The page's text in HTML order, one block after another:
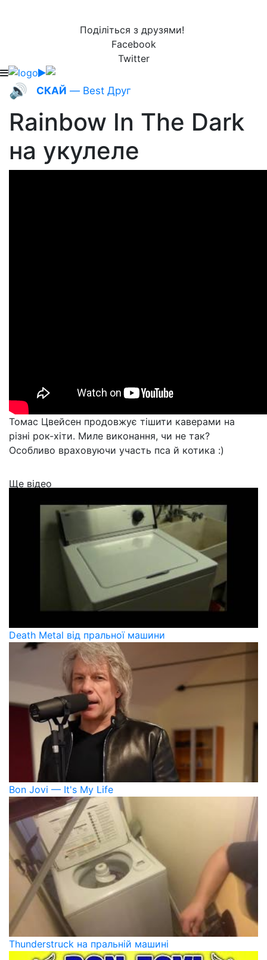
Поділіться з друзями!
Facebook
Twitter
🔊 СКАЙ — Best Друг
Rainbow In The Dark
на укулеле
Томас Цвейсен продовжує тішити каверами на
різні рок-хіти. Миле виконання, чи не так?
Особливо враховуючи участь пса й котика :)
Ще відео
Death Metal від пральної машини
Bon Jovi — It's My Life
Thunderstruck на пральній машині